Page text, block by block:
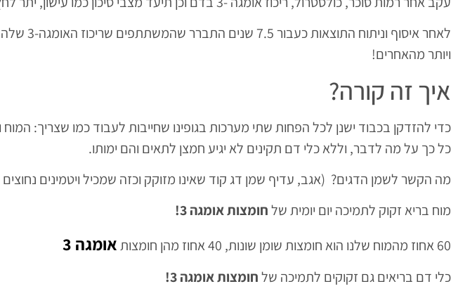
ויותר מהאחרים!
איך זה קורה?
כדי להזדקן בכבוד ישנן לכל הפחות שתי מערכות בגופינו שחייבות לעבוד כמו שצריך: המוח
כל כך על מה לדבר, וללא כלי דם תקינים לא יגיע חמצן לתאים והם ימותו.
מה הקשר לשמן הדגים? (אגב, עדיף שמן דג קוד שאינו מזוקק וכזה שמכיל ויטמינים נחוצים
מוח בריא זקוק לתמיכה יום יומית שלחומצות אומגה 3
!
60 אחוז מהמוח שלנו הוא חומצות שומן שונות, 40 אחוז מהן חומצות
אומגה 3
כלי דם בריאים גם זקוקים לתמיכה שלחומצות אומגה 3!